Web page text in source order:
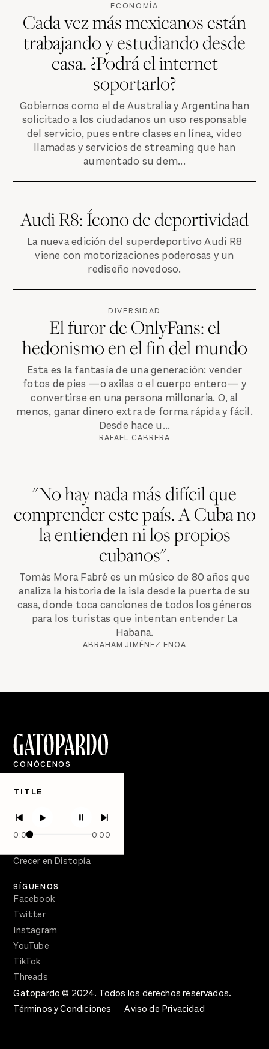
ECONOMÍA
Cada vez más mexicanos están
trabajando y estudiando desde
casa. ¿Podrá el internet
soportarlo?
Gobiernos como el de Australia y Argentina han
solicitado a los ciudadanos un uso responsable
del servicio, pues entre clases en línea, video
llamadas y servicios de streaming que han
aumentado su dem...
Audi R8: Ícono de deportividad
La nueva edición del superdeportivo Audi R8
viene con motorizaciones poderosas y un
rediseño novedoso.
DIVERSIDAD
El furor de OnlyFans: el
hedonismo en el fin del mundo
Esta es la fantasía de una generación: vender
fotos de pies —o axilas o el cuerpo entero— y
convertirse en una persona millonaria. O, al
menos, ganar dinero extra de forma rápida y fácil.
Desde hace u...
RAFAEL CABRERA
"No hay nada más difícil que
comprender este país. A Cuba no
la entienden ni los propios
cubanos".
Tomás Mora Fabré es un músico de 80 años que
analiza la historia de la isla desde la puerta de su
casa, donde toca canciones de todos los géneros
para los turistas que intentan entender La
Habana.
ABRAHAM JIMÉNEZ ENOA
TITLE
0:00 0:00
CONÓCENOS
Quiénes Somos
Directorio
PÓDCASTS
Semanario Gatopardo
Crecer en Distopía
SÍGUENOS
Facebook
Twitter
Instagram
YouTube
TikTok
Threads
Gatopardo © 2024. Todos los derechos reservados.
Términos y Condiciones
Aviso de Privacidad